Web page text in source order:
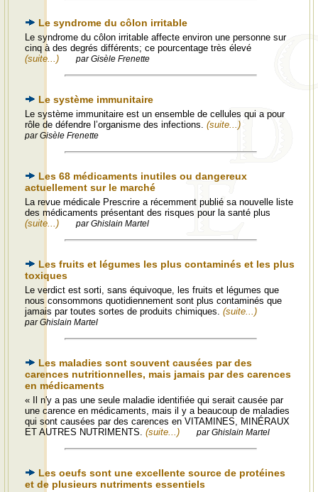
Le syndrome du côlon irritable
Le syndrome du côlon irritable affecte environ une personne sur
cinq à des degrés différents; ce pourcentage très élevé
(suite...)
par Gisèle Frenette
Le système immunitaire
Le système immunitaire est un ensemble de cellules qui a pour
rôle de défendre l’organisme des infections. (suite...)
par Gisèle Frenette
Les 68 médicaments inutiles ou dangereux
actuellement sur le marché
La revue médicale Prescrire a récemment publié sa nouvelle liste
des médicaments présentant des risques pour la santé plus
(suite...)
par Ghislain Martel
Les fruits et légumes les plus contaminés et les plus
toxiques
Le verdict est sorti, sans équivoque, les fruits et légumes que
nous consommons quotidiennement sont plus contaminés que
jamais par toutes sortes de produits chimiques. (suite...)
par Ghislain Martel
Les maladies sont souvent causées par des
carences nutritionnelles, mais jamais par des carences
en médicaments
« Il n'y a pas une seule maladie identifiée qui serait causée par
une carence en médicaments, mais il y a beaucoup de maladies
qui sont causées par des carences en VITAMINES, MINÉRAUX
ET AUTRES NUTRIMENTS. (suite...) par Ghislain Martel
Les oeufs sont une excellente source de protéines
et de plusieurs nutriments essentiels